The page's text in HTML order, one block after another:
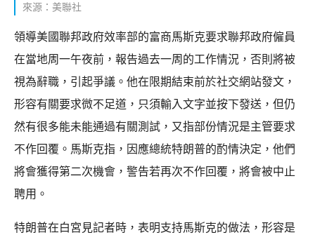
來源：美聯社
領導美國聯邦政府效率部的富商馬斯克要求聯邦政府僱員
在當地周一午夜前，報告過去一周的工作情況，否則將被
視為辭職，引起爭議。他在限期結束前於社交網站發文，
形容有關要求微不足道，只須輸入文字並按下發送，但仍
然有很多能未能通過有關測試，又指部份情況是主管要求
不作回覆。馬斯克指，因應總統特朗普的酌情決定，他們
將會獲得第二次機會，警告若再次不作回覆，將會被中止
聘用。
特朗普在白宮見記者時，表明支持馬斯克的做法，形容是